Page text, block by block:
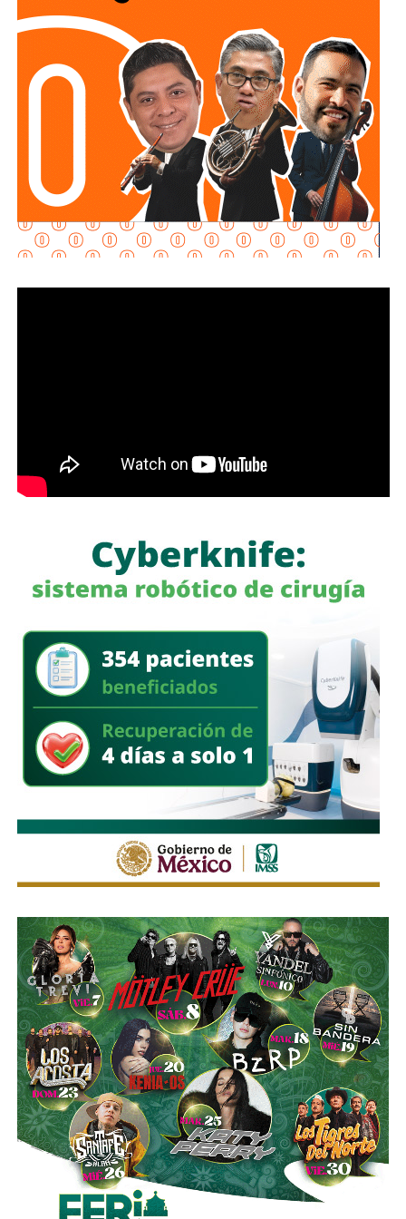
destacó el presidente municipal, al señalar que el
alumbrado táctico forma parte de la estrategia integral del
Gobierno de la Capital para recuperar espacios públicos y
dotarlos de infraestructura moderna y eficiente.
Lomas Racquet Club, organismos empresariales y
representantes ciudadanos, quienes acompañaron al
Alcalde durante el encendido del nuevo sistema de
iluminación y reconocieron el beneficio que representa
sector.